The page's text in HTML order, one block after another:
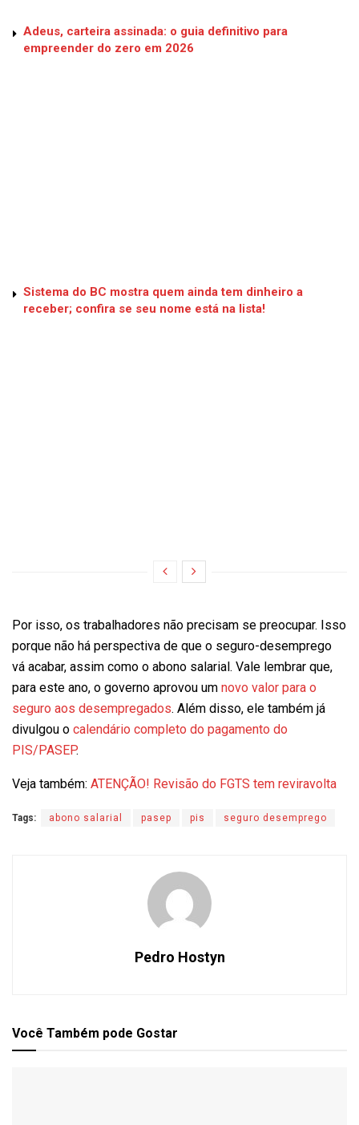
Adeus, carteira assinada: o guia definitivo para
empreender do zero em 2026
Sistema do BC mostra quem ainda tem dinheiro a
receber; confira se seu nome está na lista!
Por isso, os trabalhadores não precisam se preocupar. Isso
porque não há perspectiva de que o seguro-desemprego
vá acabar, assim como o abono salarial. Vale lembrar que,
para este ano, o governo aprovou um novo valor para o
seguro aos desempregados. Além disso, ele também já
divulgou o calendário completo do pagamento do
PIS/PASEP.
Veja também: ATENÇÃO! Revisão do FGTS tem reviravolta
Tags: abono salarial pasep pis seguro desemprego
Pedro Hostyn
Você Também pode Gostar